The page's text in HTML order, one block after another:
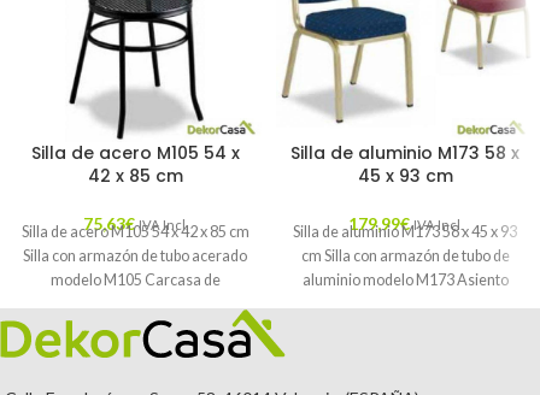
Silla de acero M105 54 x
42 x 85 cm
75,63€ IVA Incl.
Silla de acero M105 54 x 42 x 85 cm
Silla con armazón de tubo acerado
modelo M105 Carcasa de
Silla de aluminio M173 58 x
45 x 93 cm
179,99€ IVA Incl.
Silla de aluminio M173 58 x 45 x 93
cm Silla con armazón de tubo de
aluminio modelo M173 Asiento